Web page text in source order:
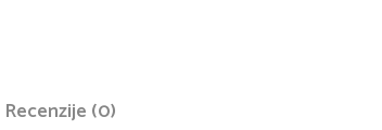
Recenzije (0)